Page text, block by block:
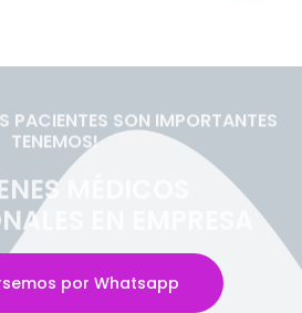
PACIENTES SON IMPORTANTES
TENEMOS!
MÉDICOS
EN EMPRESA
por Whatsapp